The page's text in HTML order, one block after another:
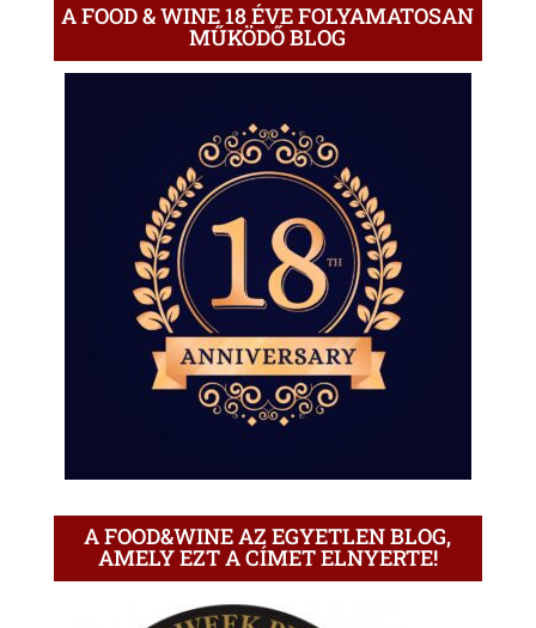
A FOOD & WINE 18 ÉVE FOLYAMATOSAN
MŰKÖDŐ BLOG
A FOOD&WINE AZ EGYETLEN BLOG,
AMELY EZT A CÍMET ELNYERTE!